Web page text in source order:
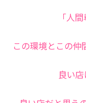
「人
この環境とこの仲
良い